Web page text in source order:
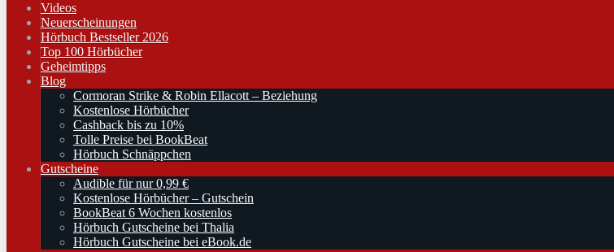
Videos
Neuerscheinungen
Hörbuch Bestseller 2026
Top 100 Hörbücher
Geheimtipps
Blog
Cormoran Strike & Robin Ellacott – Beziehung
Kostenlose Hörbücher
Cashback bis zu 10%
Tolle Preise bei BookBeat
Hörbuch Schnäppchen
Gutscheine
Audible für nur 0,99 €
Kostenlose Hörbücher – Gutschein
BookBeat 6 Wochen kostenlos
Hörbuch Gutscheine bei Thalia
Hörbuch Gutscheine bei eBook.de